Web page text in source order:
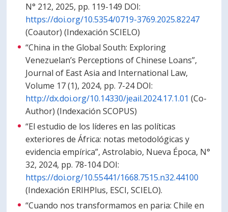
N° 212, 2025, pp. 119-149 DOI:
https://doi.org/10.5354/0719-3769.2025.82247
(Coautor) (Indexación SCIELO)
“China in the Global South: Exploring
Venezuelan’s Perceptions of Chinese Loans”,
Journal of East Asia and International Law,
Volume 17 (1), 2024, pp. 7-24 DOI:
http://dx.doi.org/10.14330/jeail.2024.17.1.01 (Co-
Author) (Indexación SCOPUS)
“El estudio de los líderes en las políticas
exteriores de África: notas metodológicas y
evidencia empírica”, Astrolabio, Nueva Época, N°
32, 2024, pp. 78-104 DOI:
https://doi.org/10.55441/1668.7515.n32.44100
(Indexación ERIHPlus, ESCI, SCIELO).
“Cuando nos transformamos en paria: Chile en